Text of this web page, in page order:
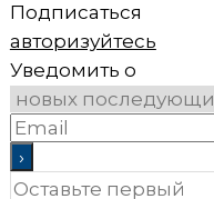
Подписаться
авторизуйтесь
Уведомить о